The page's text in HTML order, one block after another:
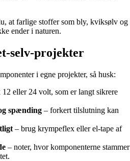
at farlige stoffer som bly, kviksølv og
ender i naturen.
selv-projekter
i egne projekter, så husk:
12 eller 24 volt, som er langt sikrere
spænding – forkert tilslutning kan
– brug krympeflex eller el-tape af
– noter, hvor komponenterne stammer